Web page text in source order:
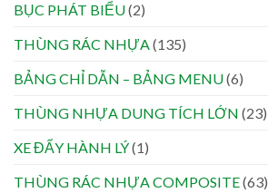
BỤC PHÁT BIỂU(2)
THÙNG RÁC NHỰA(135)
BẢNG CHỈ DẪN – BẢNG MENU(6)
THÙNG NHỰA DUNG TÍCH LỚN (23)
XE ĐẨY HÀNH LÝ(1)
THÙNG RÁC NHỰA COMPOSITE(63)